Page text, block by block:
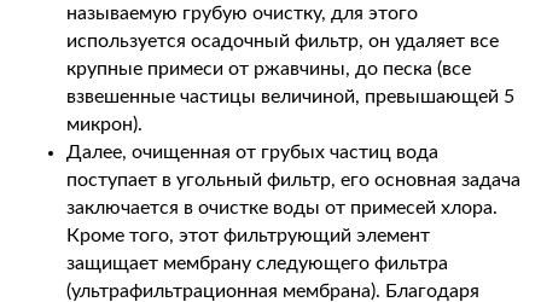
называемую грубую очистку, для этого
используется осадочный фильтр, он удаляет все
крупные примеси от ржавчины, до песка (все
взвешенные частицы величиной, превышающей 5
микрон).
Далее, очищенная от грубых частиц вода
поступает в угольный фильтр, его основная задача
заключается в очистке воды от примесей хлора.
Кроме того, этот фильтрующий элемент
защищает мембрану следующего фильтра
(ультрафильтрационная мембрана). Благодаря